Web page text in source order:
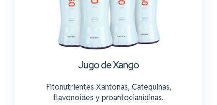
Jugo de Xango
Fitonutrientes Xantonas, Catequinas,
flavonoides y proantocianidinas.